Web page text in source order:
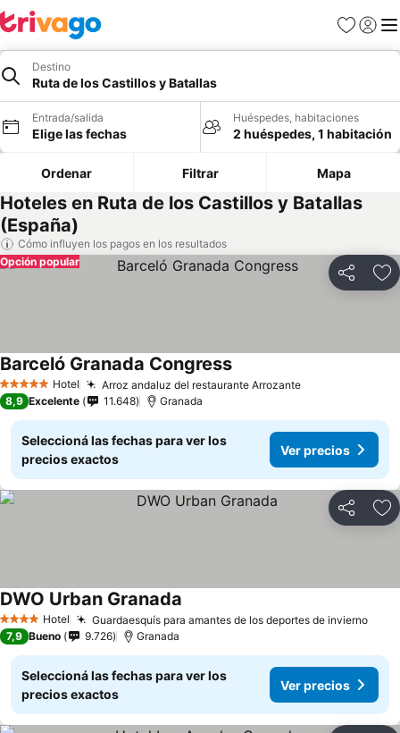
Favoritos
Iniciar
Destino
Ruta de los Castillos y Batallas
Entrada/salida
Elige las fechas
Huéspedes, habitaciones
2 huéspedes, 1 habitación
Ordenar Filtrar Mapa
Hoteles en Ruta de los Castillos y Batallas
(España)
Cómo influyen los pagos en los resultados
Compartir
Opción popular
5 Estrellas Hotel Arroz andaluz del restaurante Arrozante
Barceló Granada Congress
8,9 Excelente 11.648 Granada
Seleccioná las fechas para ver los
precios exactos
Ver precios
Compartir
4 EstrellasHotel Guardaesquís para amantes de los deportes de invierno
DWO Urban Granada
7,9 Bueno 9.726 Granada
Seleccioná las fechas para ver los
precios exactos
Ver precios